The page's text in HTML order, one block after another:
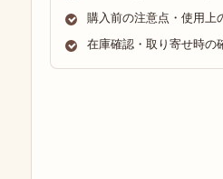
購入前の注意点・使用上
在庫確認・取り寄せ時の